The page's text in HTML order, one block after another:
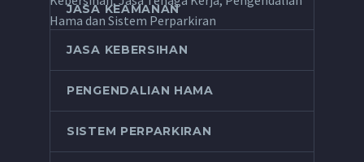
Hama dan Sistem Perparkiran
JASA KEAMANAN
JASA KEBERSIHAN
PENGENDALIAN HAMA
SISTEM PERPARKIRAN